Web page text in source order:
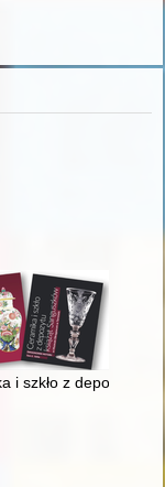
w Słupsku
Daszyńskiej,
i szkło z depozytu